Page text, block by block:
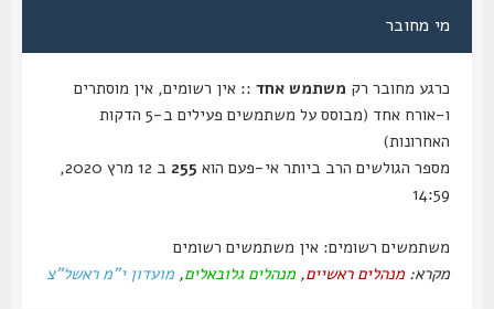
מי מחובר
כרגע מחובר רקמשתמש אחד :: אין רשומים, אין מוסתרים
ו-אורח אחד (מבוסס על משתמשים פעילים ב-5 הדקות
האחרונות)
מספר הגולשים הרב ביותר אי-פעם הוא255
ב 12 מרץ 2020,
14:59
משתמשים רשומים: אין משתמשים רשומים
מקרא:מנהלים ראשיים,מנהלים גלובאלים,מועדון י"מ ראשל"צ